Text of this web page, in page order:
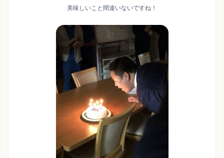
美味しいこと間違いないですね！